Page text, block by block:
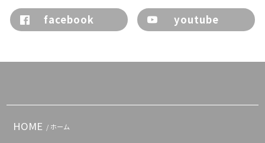
facebook youtube
HOME / ホーム